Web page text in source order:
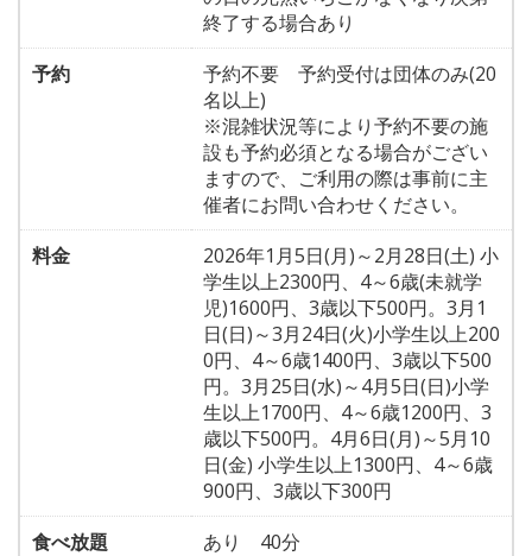
終了する場合あり
予約
予約不要 予約受付は団体のみ(20
名以上)
※混雑状況等により予約不要の施
設も予約必須となる場合がござい
ますので、ご利用の際は事前に主
催者にお問い合わせください。
料金
2026年1月5日(月)～2月28日(土) 小
学生以上2300円、4～6歳(未就学
児)1600円、3歳以下500円。3月1
日(日)～3月24日(火)小学生以上200
0円、4～6歳1400円、3歳以下500
円。3月25日(水)～4月5日(日)小学
生以上1700円、4～6歳1200円、3
歳以下500円。4月6日(月)～5月10
日(金) 小学生以上1300円、4～6歳
900円、3歳以下300円
食べ放題
あり 40分